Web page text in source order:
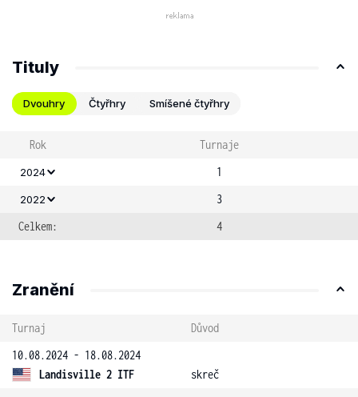
Tituly
Dvouhry Čtyřhry Smíšené čtyřhry
Rok Turnaje
2024 1
2022
3
Celkem:
4
Zranění
Turnaj
Důvod
10.08.2024 - 18.08.2024
Landisville 2 ITF
skreč